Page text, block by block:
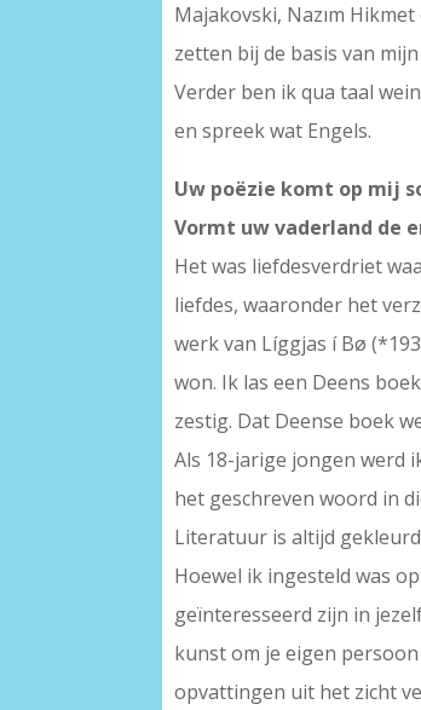
Majakovski, Nazım
zetten bij de basis van
Verder ben ik qua taal
en spreek wat Engels.
Uw poëzie komt op mij
Vormt uw vaderland de
Het was liefdesverdriet
liefdes, waaronder het
werk van Líggjas í Bø
won. Ik las een Deens
zestig. Dat Deense boek
Als 18-jarige jongen werd
het geschreven woord in
Literatuur is altijd
Hoewel ik ingesteld was
geïnteresseerd zijn in
kunst om je eigen
opvattingen uit het zicht